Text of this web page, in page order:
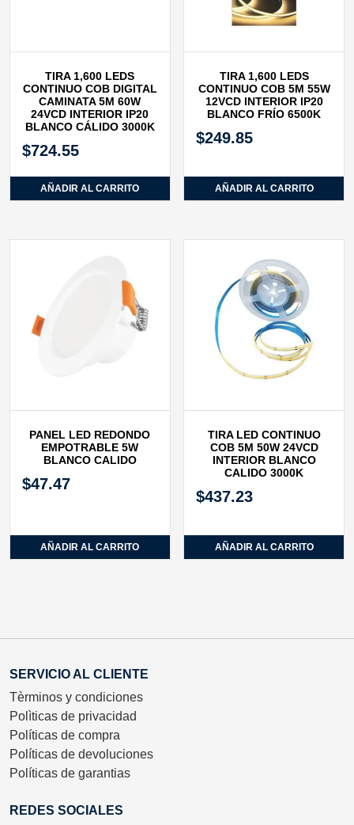
TIRA 1,600 LEDS
CONTINUO COB DIGITAL
CAMINATA 5M 60W
24VCD INTERIOR IP20
BLANCO CÁLIDO 3000K
$724.55
AÑADIR AL CARRITO
TIRA 1,600 LEDS
CONTINUO COB 5M 55W
12VCD INTERIOR IP20
BLANCO FRÍO 6500K
$249.85
AÑADIR AL CARRITO
PANEL LED REDONDO
EMPOTRABLE 5W
BLANCO CALIDO
$47.47
AÑADIR AL CARRITO
TIRA LED CONTINUO
COB 5M 50W 24VCD
INTERIOR BLANCO
CALIDO 3000K
$437.23
AÑADIR AL CARRITO
SERVICIO AL CLIENTE
Tèrminos y condiciones
Polìticas de privacidad
Políticas de compra
Políticas de devoluciones
Políticas de garantias
REDES SOCIALES